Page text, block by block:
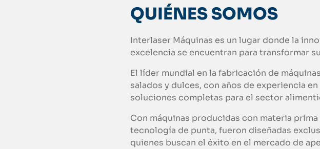
QUIÉNES SOMOS
Interlaser Máquinas es un lugar donde la
excelencia se encuentran para transformar
El líder mundial en la fabricación de
salados y dulces, con años de experiencia
soluciones completas para el sector
Con máquinas producidas con materia
tecnología de punta, fueron diseñadas
quienes buscan el éxito en el mercado de